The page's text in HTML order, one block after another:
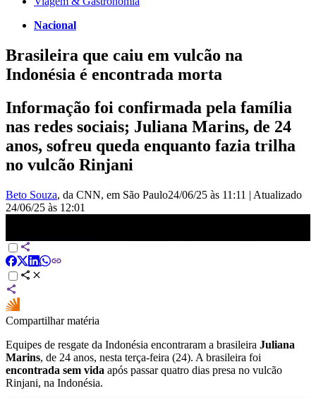
Nacional
Brasileira que caiu em vulcão na
Indonésia é encontrada morta
Informação foi confirmada pela família
nas redes sociais; Juliana Marins, de 24
anos, sofreu queda enquanto fazia trilha
no vulcão Rinjani
Beto Souza, da CNN, em São Paulo24/06/25 às 11:11 | Atualizado
24/06/25 às 12:01
Compartilhar matéria
Equipes de resgate da Indonésia encontraram a brasileira Juliana
Marins, de 24 anos, nesta terça-feira (24). A brasileira foi
encontrada sem vida após passar quatro dias presa no vulcão
Rinjani, na Indonésia.